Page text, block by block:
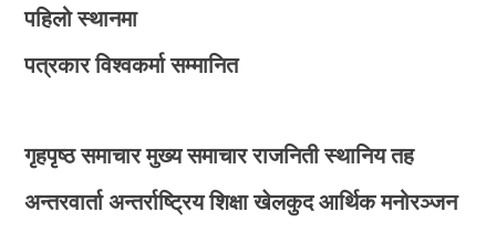
पहिलो स्थानमा
पत्रकार विश्वकर्मा सम्मानित
गृहपृष्ठ समाचार मुख्य समाचार राजनिती स्थानिय तह
अन्तरवार्ता अन्तर्राष्ट्रिय शिक्षा खेलकुद आर्थिक मनोरञ्जन